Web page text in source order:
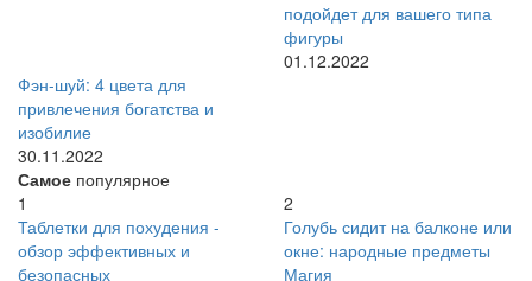
подойдет для вашего типа
фигуры
01.12.2022
Фэн-шуй: 4 цвета для
привлечения богатства и
изобилие
30.11.2022
Самое популярное
1
Таблетки для похудения -
обзор эффективных и
безопасных
2
Голубь сидит на балконе или
окне: народные предметы
Магия